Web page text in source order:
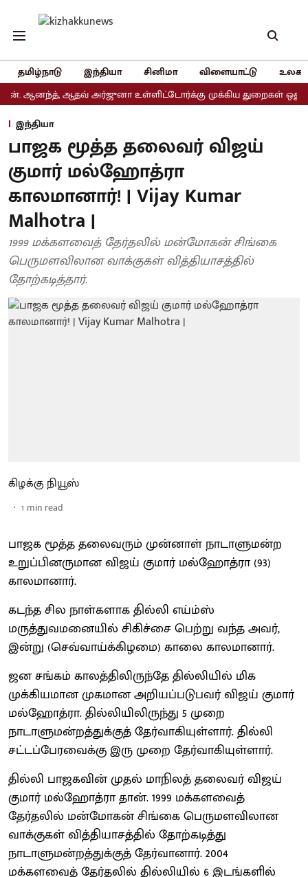
தமிழ்நாடு இந்தியா சினிமா விளையாட்டு
ஆதவ் அர்ஜுனா உள்ளிட்டோர்க்கு முக்கிய துறைகள் ஒதுக்கீடு
இந்தியா
பாஜக மூத்த தலைவர் விஜய்
குமார் மல்ஹோத்ரா
காலமானார்! | Vijay Kumar
Malhotra |
1999 மக்களவைத் தேர்தலில் மன்மோகன் சிங்கை
பெருமளவிலான வாக்குகள் வித்தியாசத்தில்
தோற்கடித்தார்.
கிழக்கு நியூஸ்
1 min read
பாஜக மூத்த தலைவரும் முன்னாள் நாடாளுமன்ற
உறுப்பினருமான விஜய் குமார் மல்ஹோத்ரா (93)
காலமானார்.
கடந்த சில நாள்களாக தில்லி எய்ம்ஸ்
மருத்துவமனையில் சிகிச்சை பெற்று வந்த அவர்,
இன்று (செவ்வாய்க்கிழமை) காலை காலமானார்.
ஜன சங்கம் காலத்திலிருந்தே தில்லியில் மிக
முக்கியமான முகமான அறியப்படுபவர் விஜய் குமார்
மல்ஹோத்ரா. தில்லியிலிருந்து 5 முறை
நாடாளுமன்றத்துக்குத் தேர்வாகியுள்ளார். தில்லி
சட்டப்பேரவைக்கு இரு முறை தேர்வாகியுள்ளார்.
தில்லி பாஜகவின் முதல் மாநிலத் தலைவர் விஜய்
குமார் மல்ஹோத்ரா தான். 1999 மக்களவைத்
தேர்தலில் மன்மோகன் சிங்கை பெருமளவிலான
வாக்குகள் வித்தியாசத்தில் தோற்கடித்து
நாடாளுமன்றத்துக்குத் தேர்வானார். 2004
மக்களவைத் தேர்தலில் தில்லியில் 6 இடங்களில்